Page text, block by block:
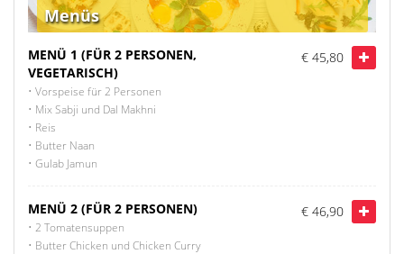
Menüs
MENÜ 1 (FÜR 2 PERSONEN,
VEGETARISCH)
• Vorspeise für 2 Personen
• Mix Sabji und Dal Makhni
• Reis
• Butter Naan
• Gulab Jamun
€ 45,80
MENÜ 2 (FÜR 2 PERSONEN)
• 2 Tomatensuppen
• Butter Chicken und Chicken Curry
€ 46,90